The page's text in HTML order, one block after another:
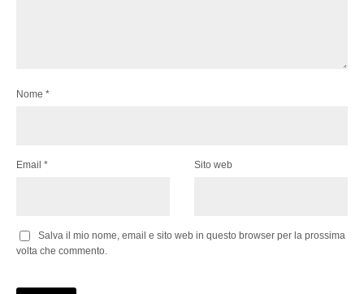
Nome *
Email * Sito web
Salva il mio nome, email e sito web in questo browser per la prossima
volta che commento.